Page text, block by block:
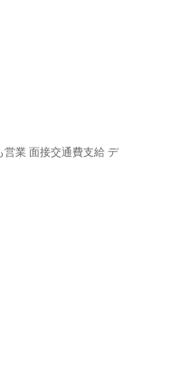
営業 面接交通費支給 デ